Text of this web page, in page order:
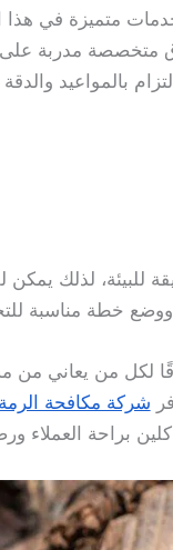
متميزة في هذا
متخصصة مدربة
بالمواعيد
لذلك يمكن
ووضع خطة مناسبة
لكل من يعاني من
شركة مكافحة الرمة
براحة العملاء